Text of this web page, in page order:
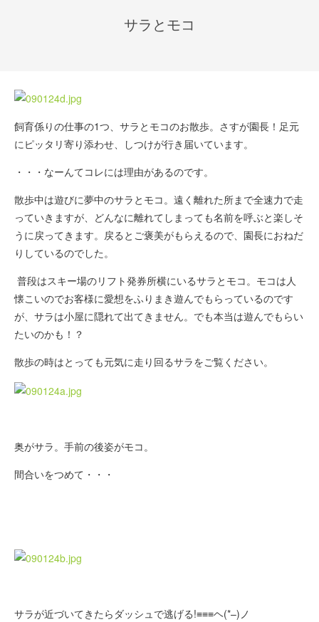
サラとモコ
飼育係りの仕事の1つ、サラとモコのお散歩。さすが園長！足元
にピッタリ寄り添わせ、しつけが行き届いています。
・・・なーんてコレには理由があるのです。
散歩中は遊びに夢中のサラとモコ。遠く離れた所まで全速力で走
っていきますが、どんなに離れてしまっても名前を呼ぶと楽しそ
うに戻ってきます。戻るとご褒美がもらえるので、園長におねだ
りしているのでした。
普段はスキー場のリフト発券所横にいるサラとモコ。モコは人
懐こいのでお客様に愛想をふりまき遊んでもらっているのです
が、サラは小屋に隠れて出てきません。でも本当は遊んでもらい
たいのかも！？
散歩の時はとっても元気に走り回るサラをご覧ください。
奥がサラ。手前の後姿がモコ。
間合いをつめて・・・
サラが近づいてきたらダッシュで逃げる!≡≡≡ヘ(*–)ノ